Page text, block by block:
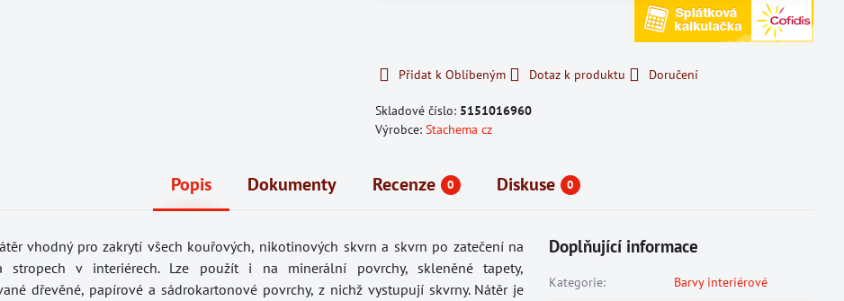
Přidat k Oblíbeným Dotaz k produktu Doručení
Skladové číslo: 5151016960
Výrobce:Stachema cz
Popis Dokumenty Recenze 0 Diskuse 0
vhodný pro zakrytí všech kouřových, nikotinových skvrn a skvrn po zatečení na
stropech v interiérech. Lze použít i na minerální povrchy, skleněné tapety,
dřevěné, papírové a sádrokartonové povrchy, z nichž vystupují skvrny. Nátěr je
Doplňující informace
Kategorie: Barvy interiérové